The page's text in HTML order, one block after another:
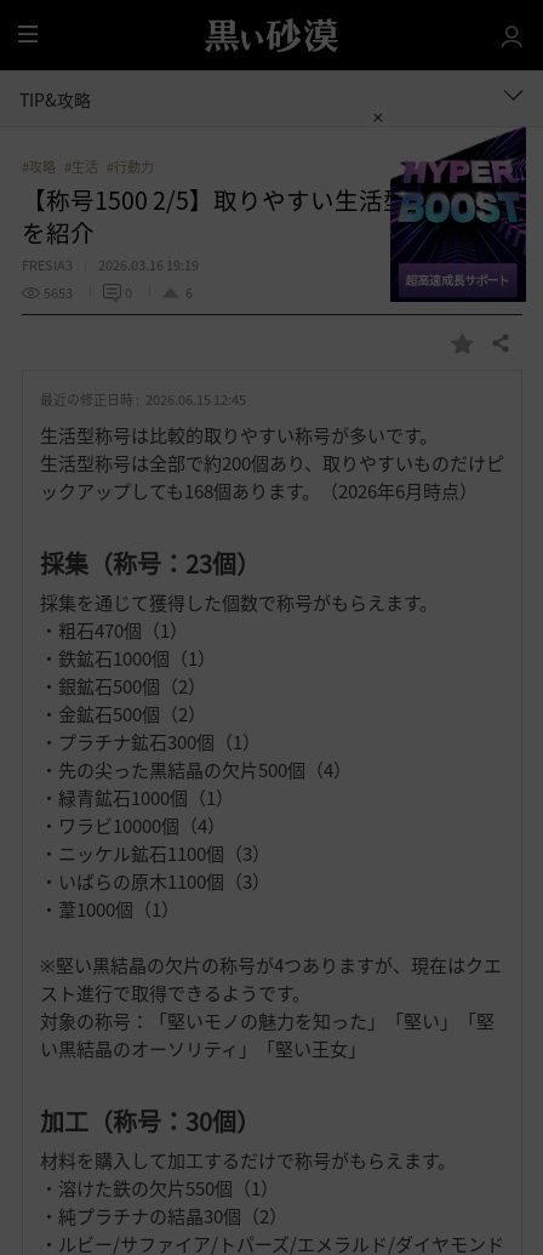
全
体
TIP&攻略
#攻略 #生活 #行動力
【称号1500 2/5】取りやすい生活型称号168個
を紹介
FRESIA3
2026.03.16 19:19
5653
0 6
お
り
共有する
最近の修正日時 : 2026.06.15 12:45
生活型称号は比較的取りやすい称号が多いです。
生活型称号は全部で約200個あり、取りやすいものだけピ
ックアップしても168個あります。（2026年6月時点）
採集（称号：23個）
採集を通じて獲得した個数で称号がもらえます。
・粗石470個（1）
・鉄鉱石1000個（1）
・銀鉱石500個（2）
・金鉱石500個（2）
・プラチナ鉱石300個（1）
・先の尖った黒結晶の欠片500個（4）
・緑青鉱石1000個（1）
・ワラビ10000個（4）
・ニッケル鉱石1100個（3）
・いばらの原木1100個（3）
・葦1000個（1）
※堅い黒結晶の欠片の称号が4つありますが、現在はクエ
スト進行で取得できるようです。
対象の称号：「堅いモノの魅力を知った」「堅い」「堅
い黒結晶のオーソリティ」「堅い王女」
加工（称号：30個）
材料を購入して加工するだけで称号がもらえます。
・溶けた鉄の欠片550個（1）
・純プラチナの結晶30個（2）
・ルビー/サファイア/トパーズ/エメラルド/ダイヤモンド